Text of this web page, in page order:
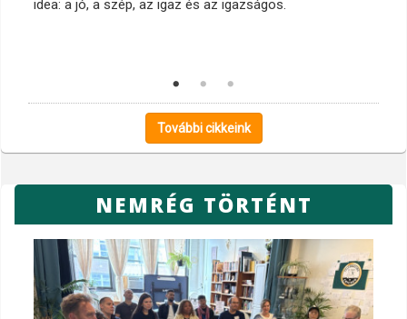
idea: a jó, a szép, az igaz és az igazságos.
További cikkeink
NEMRÉG TÖRTÉNT